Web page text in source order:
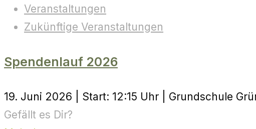
Veranstaltungen
Zukünftige Veranstaltungen
Spendenlauf 2026
19. Juni 2026 | Start: 12:15 Uhr | Grundschule
Gefällt es Dir?